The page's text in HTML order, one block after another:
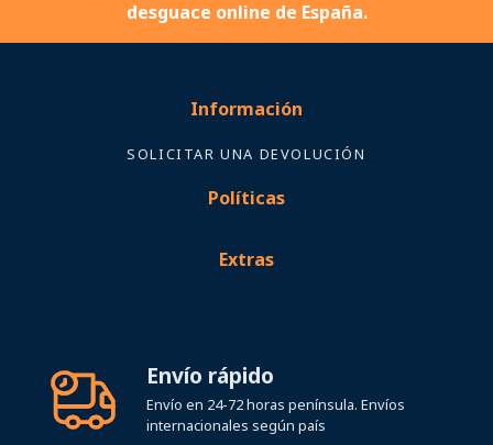
desguace online de España.
Información
SOLICITAR UNA DEVOLUCIÓN
Políticas
Extras
Envío rápido
Envío en 24-72 horas península. Envíos
internacionales según país